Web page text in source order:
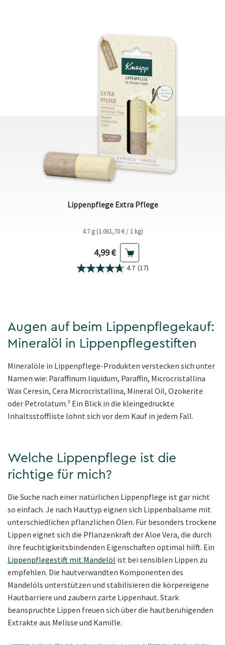
Lippenpflege Extra Pflege
4.7 g (1.061,70 € / 1 kg)
Aktueller Preis
4,99 €
4.7 (17)
Augen auf beim Lippenpflegekauf:
Mineralöl in Lippenpflegestiften
Mineralöle in Lippenpflege-Produkten verstecken sich unter
Namen wie: Paraffinum liquidum, Paraffin, Microcristallina
Wax Ceresin, Cera Microcristallina, Mineral Oil, Ozokerite
oder Petrolatum.³ Ein Blick in die kleingedruckte
Inhaltsstoffliste lohnt sich vor dem Kauf in jedem Fall.
Welche Lippenpflege ist die
richtige für mich?
Die Suche nach einer natürlichen Lippenpflege ist gar nicht
so einfach. Je nach Hauttyp eignen sich Lippenbalsame mit
unterschiedlichen pflanzlichen Ölen. Für besonders trockene
Lippen eignet sich die Pflanzenkraft der Aloe Vera, die durch
ihre feuchtigkeitsbindenden Eigenschaften optimal hilft. Ein
Lippenpflegestift mit Mandelöl ist bei sensiblen Lippen zu
empfehlen. Die hautverwandten Komponenten des
Mandelöls unterstützen und stabilisieren die körpereigene
Hautbarriere und zaubern zarte Lippenhaut. Stark
beanspruchte Lippen freuen sich über die hautberuhigenden
Extrakte aus Melisse und Kamille.